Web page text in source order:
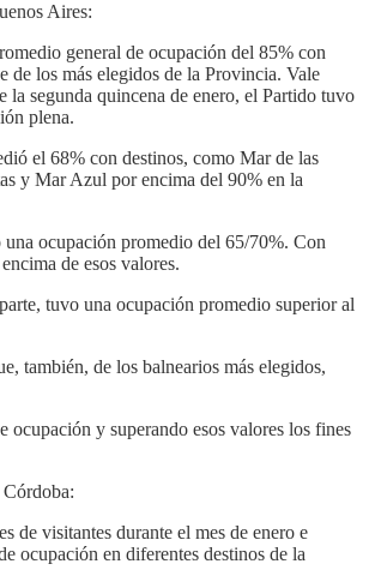
Aires:
general de ocupación del 85% con
de los más elegidos de la Provincia. Vale
la segunda quincena de enero, el Partido tuvo
plena.
el 68% con destinos, como Mar de las
y Mar Azul por encima del 90% en la
ocupación promedio del 65/70%. Con
de esos valores.
tuvo una ocupación promedio superior al
también, de los balnearios más elegidos,
ocupación y superando esos valores los fines
de visitantes durante el mes de enero e
ocupación en diferentes destinos de la